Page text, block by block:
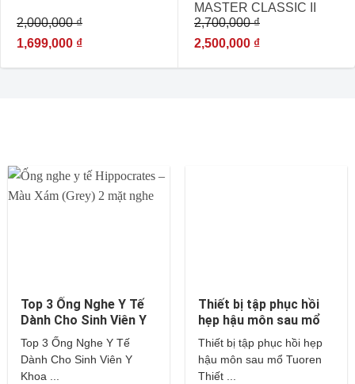
2,000,000₫
1,699,000 ₫
MASTER CLASSIC II
2146 BURGUNDY –
[ỐNG NGHE Y TẾ NHẬP
2,700,000₫
2,500,000 ₫
Top 3 Ống Nghe Y Tế
Dành Cho Sinh Viên Y
Khoa – Littmann,
Hippocrates,…
Top 3 Ống Nghe Y Tế
Dành Cho Sinh Viên Y
Khoa ...
Thiết bị tập phục hồi
hẹp hậu môn sau mổ
Tuoren
Thiết bị tập phục hồi hẹp
hậu môn sau mổ Tuoren
Thiết ...